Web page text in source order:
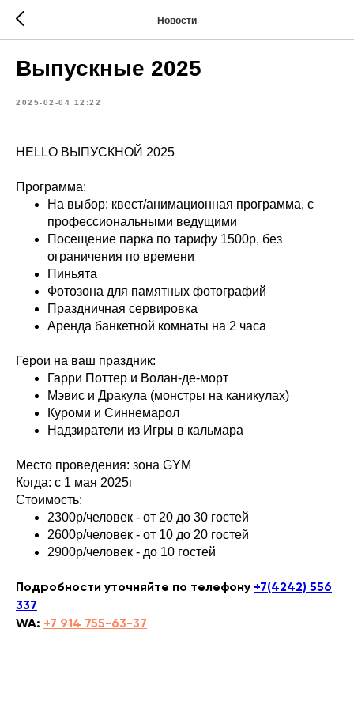
Новости
Выпускные 2025
2025-02-04 12:22
HELLO ВЫПУСКНОЙ 2025
Программа:
На выбор: квест/анимационная программа, с
профессиональными ведущими
Посещение парка по тарифу 1500р, без
ограничения по времени
Пиньята
Фотозона для памятных фотографий
Праздничная сервировка
Аренда банкетной комнаты на 2 часа
Герои на ваш праздник:
Гарри Поттер и Волан-де-морт
Мэвис и Дракула (монстры на каникулах)
Куроми и Синнемарол
Надзиратели из Игры в кальмара
Место проведения: зона GYM
Когда: с 1 мая 2025г
Стоимость:
2300р/человек - от 20 до 30 гостей
2600р/человек - от 10 до 20 гостей
2900р/человек - до 10 гостей
Подробности уточняйте по телефону +7(4242) 556
337
WA: +7 914 755-63-37